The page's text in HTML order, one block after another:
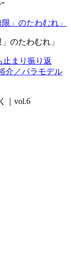
のたわむれ」
｜vol.6